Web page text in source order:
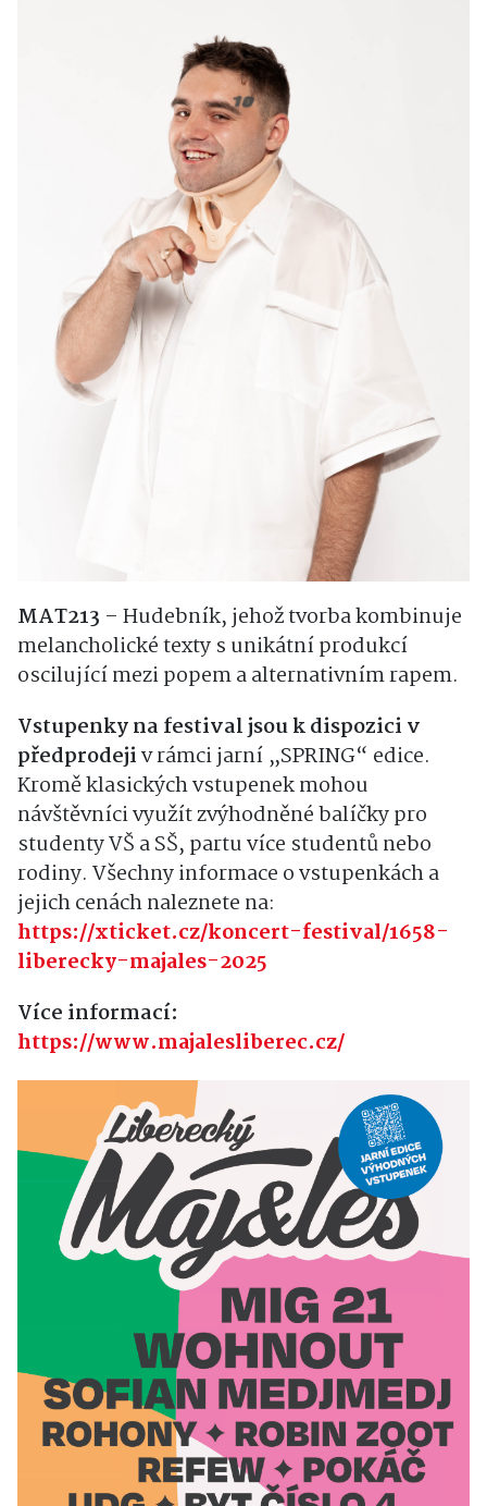
MAT213 – Hudebník, jehož tvorba kombinuje
melancholické texty s unikátní produkcí
oscilující mezi popem a alternativním rapem.
Vstupenky na festival jsou k dispozici v
předprodejiv rámci jarní „SPRING“ edice.
Kromě klasických vstupenek mohou
návštěvníci využít zvýhodněné balíčky pro
studenty VŠ a SŠ, partu více studentů nebo
rodiny. Všechny informace o vstupenkách a
jejich cenách naleznete na:
https://xticket.cz/koncert-festival/1658-
liberecky-majales-2025
Více informací:
https://www.majalesliberec.cz/